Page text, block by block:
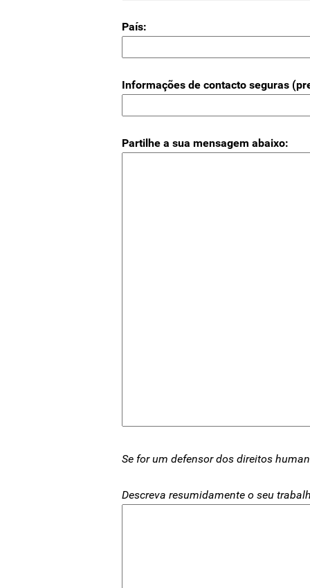
País:
Informações de contacto seguras
Partilhe a sua mensagem abaixo:
Se for um defensor dos direitos
Descreva resumidamente o seu